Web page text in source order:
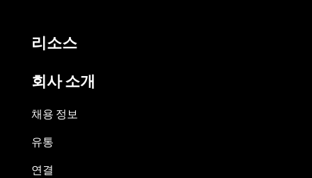
리소스
회사 소개
채용 정보
유통
연결